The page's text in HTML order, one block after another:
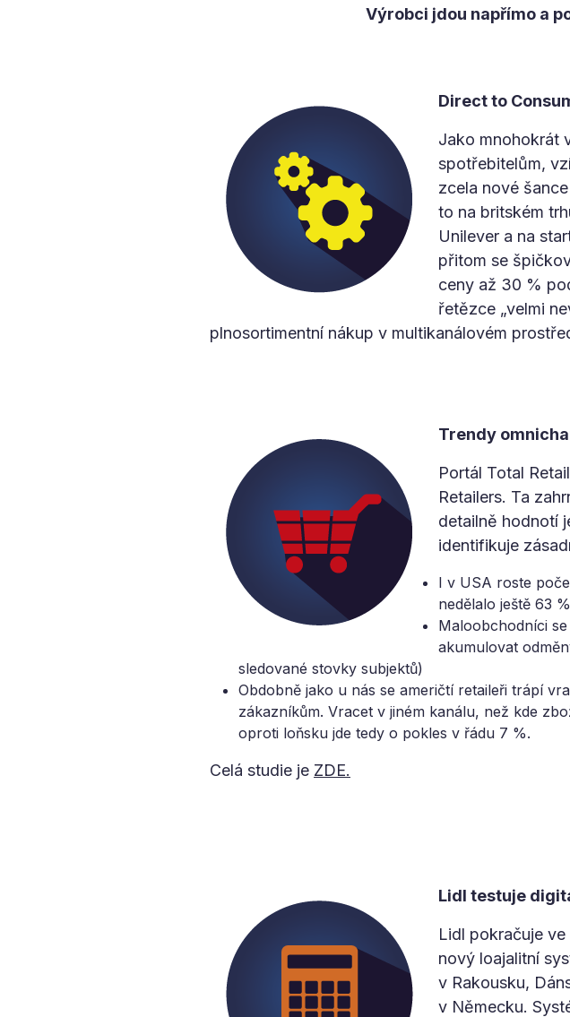
Výrobci jdou napřímo a
Direct to
Jako mnohokrát
spotřebitelům,
zcela nové
to na britském
Unilever a na
přitom se
ceny až 30 %
řetězce „velmi
plnosortimentní nákup v multikanálovém
Trendy
Portál Total
Retailers. Ta
detailně hodnotí
identifikuje
I v USA roste
nedělalo ještě 63
Maloobchodníci
akumulovat
sledované stovky subjektů)
Obdobně jako u nás se američtí retaileři trápí
zákazníkům. Vracet v jiném kanálu, než kde
oproti loňsku jde tedy o pokles v řádu 7 %.
Celá studie je ZDE.
Lidl testuje
Lidl pokračuje
nový loajalitní
v Rakousku,
v Německu.